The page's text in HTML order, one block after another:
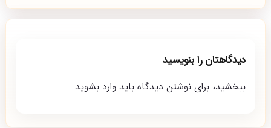
دیدگاهتان را بنویسید
ببخشید، برای نوشتن دیدگاه باید وارد بشوید